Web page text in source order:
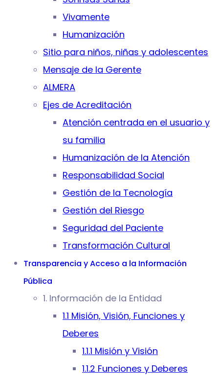
Vivamente
Humanización
Sitio para niños, niñas y adolescentes
Mensaje de la Gerente
ALMERA
Ejes de Acreditación
Atención centrada en el usuario y
su familia
Humanización de la Atención
Responsabilidad Social
Gestión de la Tecnología
Gestión del Riesgo
Seguridad del Paciente
Transformación Cultural
Transparencia y Acceso a la Información
Pública
1. Información de la Entidad
1.1 Misión, Visión, Funciones y
Deberes
1.1.1 Misión y Visión
1.1.2 Funciones y Deberes